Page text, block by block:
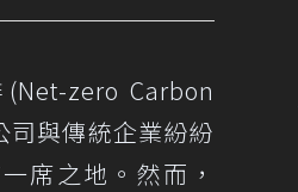
zero Carbon
與傳統企業紛紛
席之地。然而，